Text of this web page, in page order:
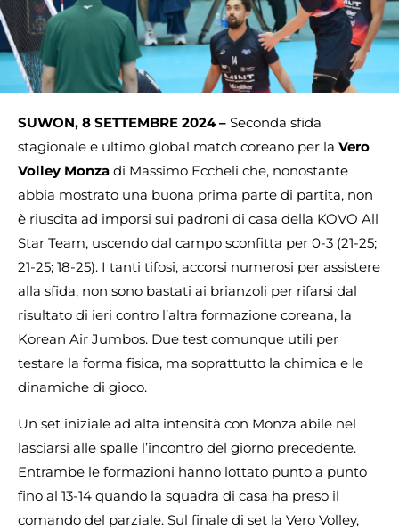
SUWON, 8 SETTEMBRE 2024 – Seconda sfida
stagionale e ultimo global match coreano per la Vero
Volley Monza di Massimo Eccheli che, nonostante
abbia mostrato una buona prima parte di partita, non
è riuscita ad imporsi sui padroni di casa della KOVO All
Star Team, uscendo dal campo sconfitta per 0-3 (21-25;
21-25; 18-25). I tanti tifosi, accorsi numerosi per assistere
alla sfida, non sono bastati ai brianzoli per rifarsi dal
risultato di ieri contro l’altra formazione coreana, la
Korean Air Jumbos. Due test comunque utili per
testare la forma fisica, ma soprattutto la chimica e le
dinamiche di gioco.
Un set iniziale ad alta intensità con Monza abile nel
lasciarsi alle spalle l’incontro del giorno precedente.
Entrambe le formazioni hanno lottato punto a punto
fino al 13-14 quando la squadra di casa ha preso il
comando del parziale. Sul finale di set la Vero Volley,